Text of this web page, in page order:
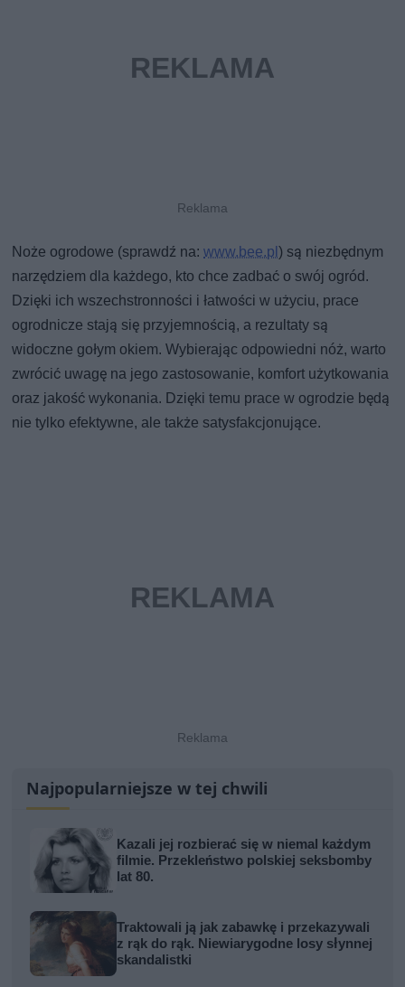
Noże ogrodowe (sprawdź na:www.bee.pl) są niezbędnym
narzędziem dla każdego, kto chce zadbać o swój ogród.
Dzięki ich wszechstronności i łatwości w użyciu, prace
ogrodnicze stają się przyjemnością, a rezultaty są
widoczne gołym okiem. Wybierając odpowiedni nóż, warto
zwrócić uwagę na jego zastosowanie, komfort użytkowania
oraz jakość wykonania. Dzięki temu prace w ogrodzie będą
nie tylko efektywne, ale także satysfakcjonujące.
Najpopularniejsze w tej chwili
Kazali jej rozbierać się w niemal każdym
filmie. Przekleństwo polskiej seksbomby
lat 80.
Traktowali ją jak zabawkę i przekazywali
z rąk do rąk. Niewiarygodne losy słynnej
skandalistki